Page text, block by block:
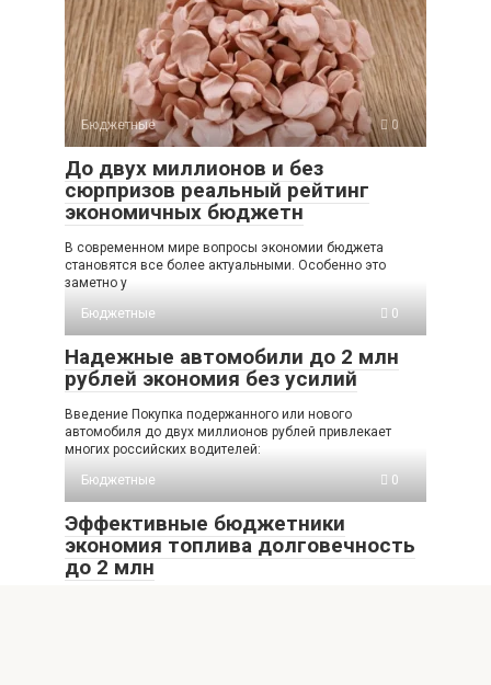
Бюджетные 0
До двух миллионов и без
сюрпризов реальный рейтинг
экономичных бюджетн
В современном мире вопросы экономии бюджета
становятся все более актуальными. Особенно это
заметно у
Бюджетные
0
Надежные автомобили до 2 млн
рублей экономия без усилий
Введение Покупка подержанного или нового
автомобиля до двух миллионов рублей привлекает
многих российских водителей:
Бюджетные
0
Эффективные бюджетники
экономия топлива долговечность
до 2 млн